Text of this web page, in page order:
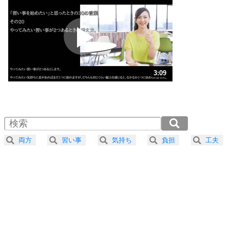
プラス思考
ポジティブになれない原因は、行動しないから。
ポジティブ思考になる30の方法
ストレス対策
人生、なんとかなるもの。
気楽に生きる30の方法
4 器の大きい人は、怒りを優しさで表現する。
3:09
2.0倍速 （372KB 1分34秒）
2.5倍速 （297KB 1分15秒）
3.0倍速 （248KB 1分3秒）
両方 習い事 気持ち 負担 工夫